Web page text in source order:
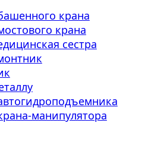
крана
крана
сестра
манипулятора